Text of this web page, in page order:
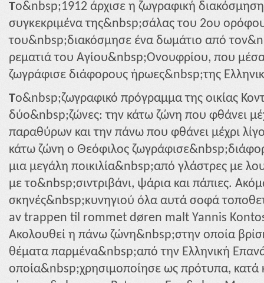
Tο&nbsp;1912 άρχισε η ζωγραφική
συγκεκριμένα της&nbsp;σάλας του 2ου
του&nbsp;διακόσμησε ένα δωμάτιο από
ρεματιά του Αγίου&nbsp;Ονουφρίου, που
ζωγράφισε διάφορους ήρωες&nbsp;της
Tο&nbsp;ζωγραφικό πρόγραμμα της οικίας
δύο&nbsp;ζώνες: την κάτω ζώνη που φθάνει
παραθύρων και την πάνω που φθάνει μέχρι
κάτω ζώνη ο Θεόφιλος
μια μεγάλη ποικιλία&nbsp;από γλάστρες με
με το&nbsp;σιντριβάνι, ψάρια και πάπιες.
σκηνές&nbsp;κυνηγιού όλα αυτά σοφά
av trappen til rommet døren malt Yannis
Ακολουθεί η πάνω ζώνη&nbsp;στην οποία
θέματα παρμένα&nbsp;από την Ελληνική
οποία&nbsp;χρησιμοποίησε ως πρότυπα, κατά